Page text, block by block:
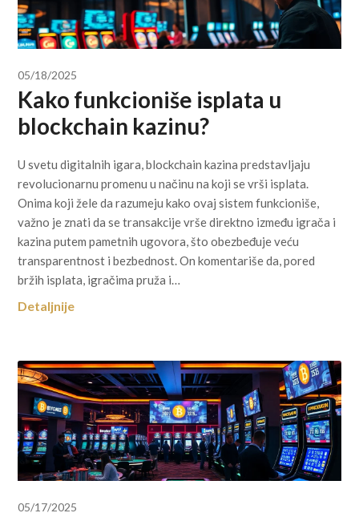
05/18/2025
Kako funkcioniše isplata u
blockchain kazinu?
U svetu digitalnih igara, blockchain kazina predstavljaju
revolucionarnu promenu u načinu na koji se vrši isplata.
Onima koji žele da razumeju kako ovaj sistem funkcioniše,
važno je znati da se transakcije vrše direktno između igrača i
kazina putem pametnih ugovora, što obezbeđuje veću
transparentnost i bezbednost. On komentariše da, pored
bržih isplata, igračima pruža i…
Detaljnije
05/17/2025